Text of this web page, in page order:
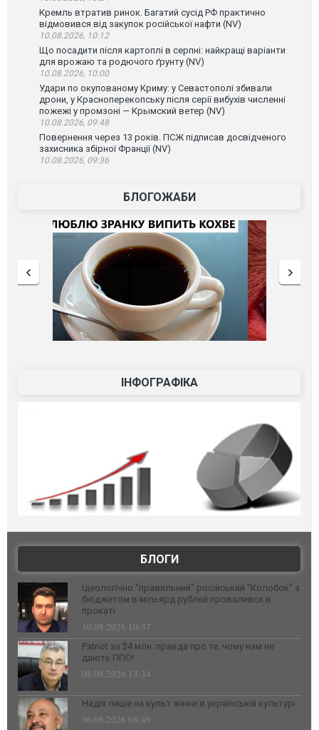
Кремль втратив ринок. Багатий сусід РФ практично
відмовився від закупок російської нафти (NV)
10.08.2026, 10:12
Що посадити після картоплі в серпні: найкращі варіанти
для врожаю та родючого ґрунту (NV)
10.08.2026, 10:00
Удари по окупованому Криму: у Севастополі збивали
дрони, у Красноперекопську після серії вибухів численні
пожежі у промзоні — Крымский ветер (NV)
10.08.2026, 09:48
Повернення через 13 років. ПСЖ підписав досвідченого
захисника збірної Франції (NV)
10.08.2026, 09:36
БЛОГОЖАБИ
ІНФОГРАФІКА
БЛОГИ
Ідеологічно "правильний" російський "Колобок" з
бюджетом в мільярд рублєй провалився в
прокаті
10.08.2026 10:37
Patriot за $4 млн: правда про те, чому нам не
дають ППО!
08.08.2026 13:34
Надія лише на культ жінки в українській культурі
06.08.2026 08:49